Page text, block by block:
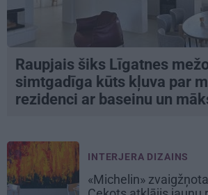
Raupjais šiks Līgatnes
simtgadīga kūts kļuva par
rezidenci ar baseinu un
INTERJERA DIZAINS
«Michelin»